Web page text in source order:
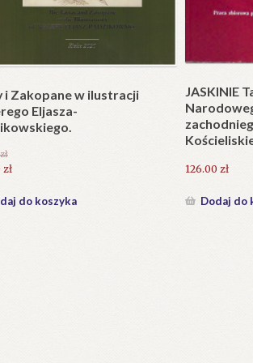
składany). Wydanie
do koszyka
Plakat w